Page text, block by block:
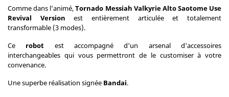
Comme dans l’animé,Tornado Messiah Valkyrie Alto Saotome Use
Revival Version est entièrement articulée et totalement
transformable (3 modes).
Ce robot est accompagné d'un arsenal d'accessoires
interchangeables qui vous permettront de le customiser à votre
convenance.
Une superbe réalisation signée Bandai.